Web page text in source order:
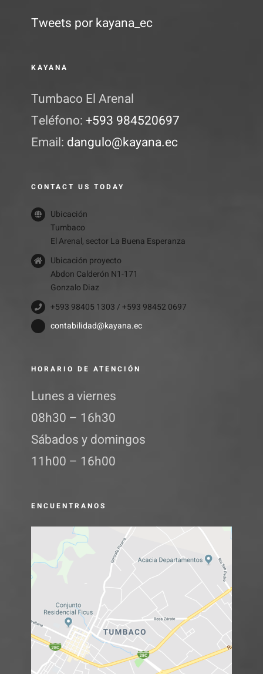
Tweets por kayana_ec
KAYANA
Tumbaco El Arenal
Teléfono:+593 984520697
Email: dangulo@kayana.ec
CONTACT US TODAY
Ubicación
Tumbaco
El Arenal, sector La Buena Esperanza
Ubicación proyecto
Abdon Calderón N1-171
Gonzalo Diaz
+593 98405 1303 / +593 98452 0697
contabilidad@kayana.ec
HORARIO DE ATENCIÓN
Lunes a viernes
08h30 – 16h30
Sábados y domingos
11h00 – 16h00
ENCUENTRANOS